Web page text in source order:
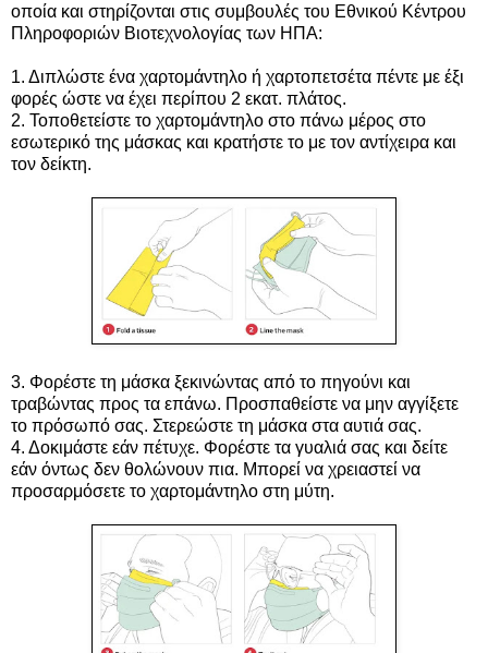
οποία και στηρίζονται στις συμβουλές του Εθνικού Κέντρου
Πληροφοριών Βιοτεχνολογίας των ΗΠΑ:
1. Διπλώστε ένα χαρτομάντηλο ή χαρτοπετσέτα πέντε με έξι
φορές ώστε να έχει περίπου 2 εκατ. πλάτος.
2. Τοποθετείστε το χαρτομάντηλο στο πάνω μέρος στο
εσωτερικό της μάσκας και κρατήστε το με τον αντίχειρα και
τον δείκτη.
3. Φορέστε τη μάσκα ξεκινώντας από το πηγούνι και
τραβώντας προς τα επάνω. Προσπαθείστε να μην αγγίξετε
το πρόσωπό σας. Στερεώστε τη μάσκα στα αυτιά σας.
4. Δοκιμάστε εάν πέτυχε. Φορέστε τα γυαλιά σας και δείτε
εάν όντως δεν θολώνουν πια. Μπορεί να χρειαστεί να
προσαρμόσετε το χαρτομάντηλο στη μύτη.